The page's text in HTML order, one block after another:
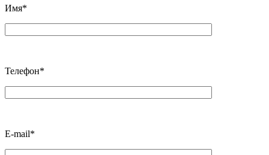
Имя*
Телефон*
E-mail*